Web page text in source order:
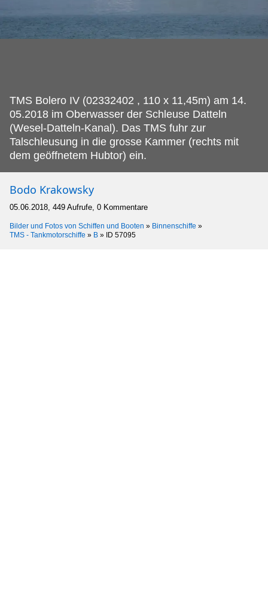
TMS Bolero IV (02332402 , 110 x 11,45m) am 14.
05.2018 im Oberwasser der Schleuse Datteln
(Wesel-Datteln-Kanal). Das TMS fuhr zur
Talschleusung in die grosse Kammer (rechts mit
dem geöffnetem Hubtor) ein.
Bodo Krakowsky
05.06.2018, 449 Aufrufe, 0 Kommentare
Bilder und Fotos von Schiffen und Booten » Binnenschiffe »
TMS - Tankmotorschiffe » B » ID 57095